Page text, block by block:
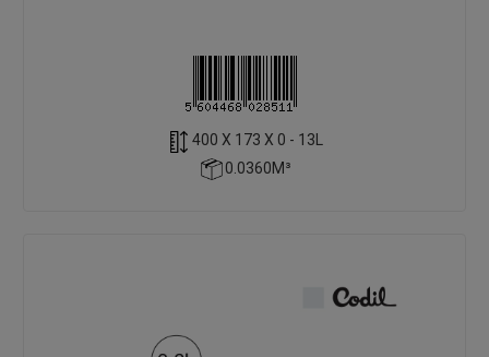
400 X 173 X 0 - 13L
0.0360M³